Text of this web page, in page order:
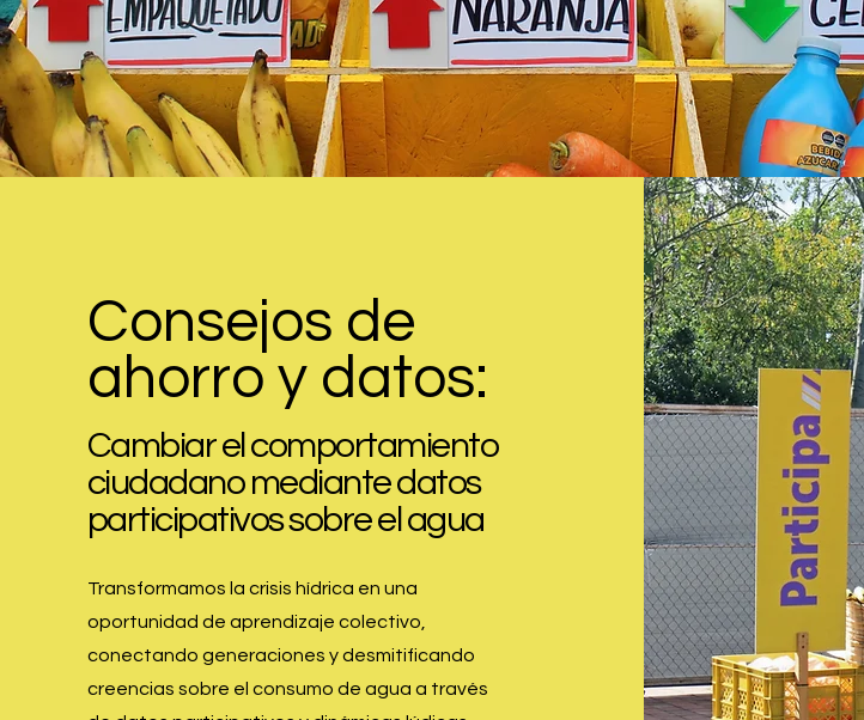
Consejos de
ahorro y datos:
Cambiar el comportamiento
ciudadano mediante datos
participativos sobre el agua
Transformamos la crisis hídrica en una
oportunidad de aprendizaje colectivo,
conectando generaciones y desmitificando
creencias sobre el consumo de agua a través